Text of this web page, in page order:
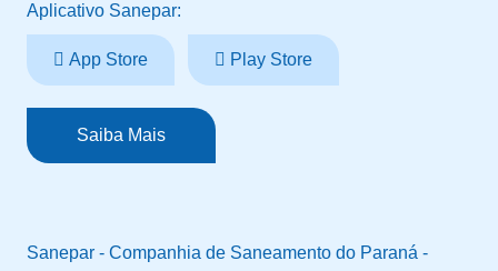
Aplicativo Sanepar:
App Store Play Store
Saiba Mais
Sanepar - Companhia de Saneamento do Paraná -